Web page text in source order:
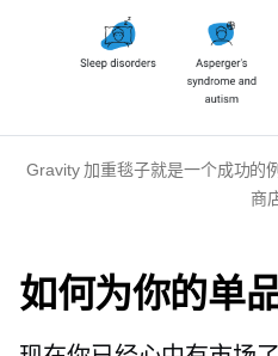
Gravity 加重毯子就是一个成功的
商
如何为你的单